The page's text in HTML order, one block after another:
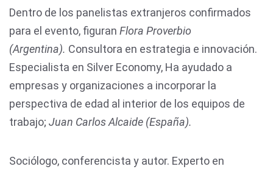
Dentro de los panelistas extranjeros confirmados
para el evento, figuran Flora Proverbio
(Argentina). Consultora en estrategia e innovación.
Especialista en Silver Economy, Ha ayudado a
empresas y organizaciones a incorporar la
perspectiva de edad al interior de los equipos de
trabajo; Juan Carlos Alcaide (España).
Sociólogo, conferencista y autor. Experto en